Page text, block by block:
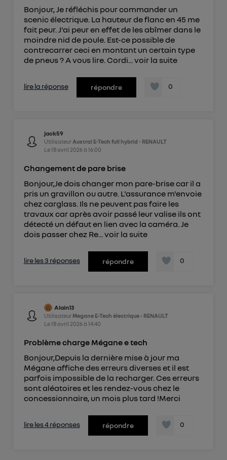
Bonjour, Je réfléchis pour commander un
scenic électrique. La hauteur de flanc en 45 me
fait peur. J'ai peur en effet de les abîmer dans le
moindre nid de poule. Est-ce possible de
contrecarrer ceci en montant un certain type
de pneus ? A vous lire. Cordi...voir la suite
lire la réponse répondre 0
jack59
Utilisateur Austral E-Tech full hybrid - RENAULT
Le18 avril 2026à 16:00
Changement de pare brise
Bonjour,Je dois changer mon pare-brise car il a
pris un gravillon ou autre. L'assurance m'envoie
chez carglass. Ils ne peuvent pas faire les
travaux car après avoir passé leur valise ils ont
détecté un défaut en lien avec la caméra. Je
dois passer chez Re...voir la suite
lire les 3 réponses répondre 0
Alain13
Utilisateur Megane E-Tech électrique - RENAULT
Le18 avril 2026à 14:40
Problème charge Mégane e tech
Bonjour,Depuis la dernière mise à jour ma
Mégane affiche des erreurs diverses et il est
parfois impossible de la recharger. Ces erreurs
sont aléatoires et les rendez-vous chez le
concessionnaire, un mois plus tard !Merci
lire les 4 réponses répondre 0